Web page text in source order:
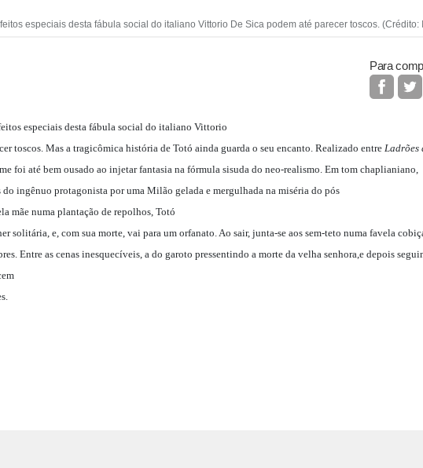
especiais desta fábula social do italiano Vittorio De Sica podem até parecer toscos. (Crédito:
Para
especiais desta fábula social do italiano Vittorio
toscos. Mas a tragicômica história de Totó ainda guarda o seu encanto. Realizado entreLadrões
foi até bem ousado ao injetar fantasia na fórmula sisuda do neo-realismo. Em tom chaplianiano,
do ingênuo protagonista por uma Milão gelada e mergulhada na miséria do pós
mãe numa plantação de repolhos, Totó
solitária, e, com sua morte, vai para um orfanato. Ao sair, junta-se aos sem-teto numa favela
Entre as cenas inesquecíveis, a do garoto pressentindo a morte da velha senhora,e depois